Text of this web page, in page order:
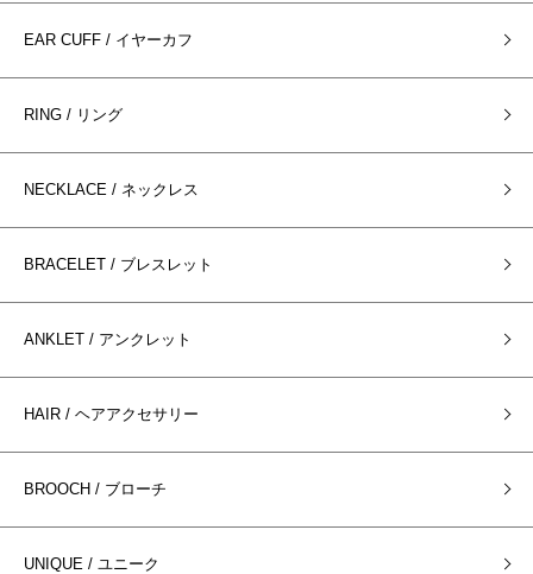
EAR CUFF / イヤーカフ
RING / リング
NECKLACE / ネックレス
BRACELET / ブレスレット
ANKLET / アンクレット
HAIR / ヘアアクセサリー
BROOCH / ブローチ
UNIQUE / ユニーク